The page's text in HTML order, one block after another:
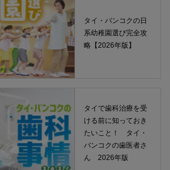
タイ・バンコクの日
系幼稚園選び完全攻
略【2026年版】
タイで歯科治療を受
ける前に知っておき
たいこと！ タイ・
バンコクの歯医者さ
ん 2026年版